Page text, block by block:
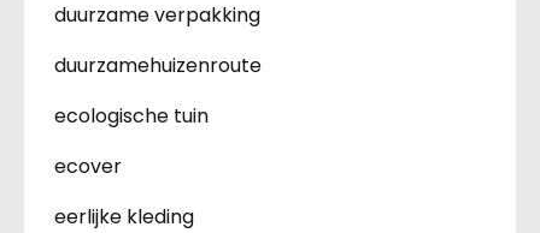
duurzame verpakking
duurzamehuizenroute
ecologische tuin
ecover
eerlijke kleding